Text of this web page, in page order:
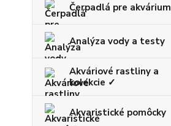
Čerpadlá pre akvárium
Analýza vody a testy
Akváriové rastliny a
kolekcie ✓
Akvaristické pomôcky